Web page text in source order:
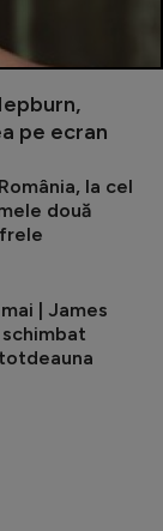
pe ecran
la cel
două
| James